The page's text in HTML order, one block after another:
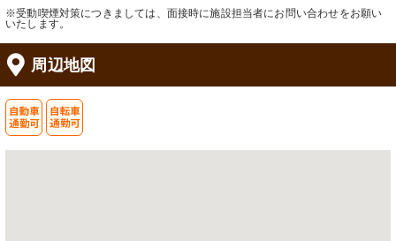
※受動喫煙対策につきましては、面接時に施設担当者にお問い合わせをお願い
いたします。
周辺地図